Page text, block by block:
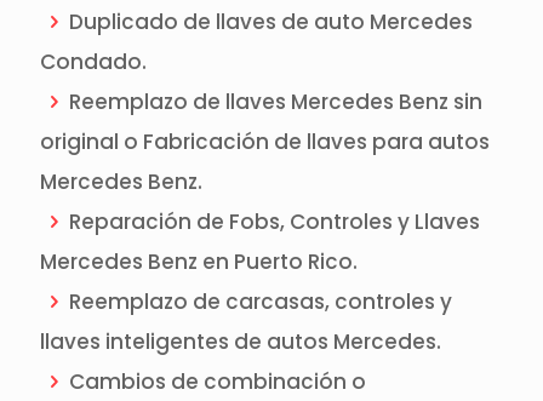
Duplicado de llaves de auto Mercedes
Condado.
Reemplazo de llaves Mercedes Benz sin
original o Fabricación de llaves para autos
Mercedes Benz.
Reparación de Fobs, Controles y Llaves
Mercedes Benz en Puerto Rico.
Reemplazo de carcasas, controles y
llaves inteligentes de autos Mercedes.
Cambios de combinación o